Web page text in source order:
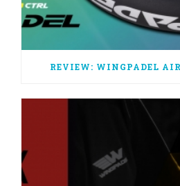
REVIEW: WINGPADEL